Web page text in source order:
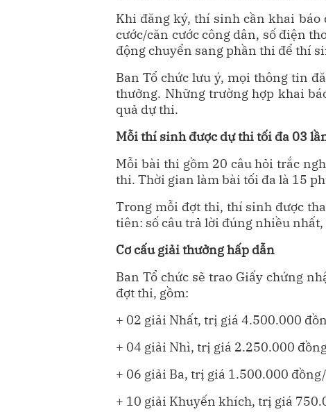
Khi đăng ký, thí sinh cần khai báo
cước/căn cước công dân, số điện
động chuyển sang phần thi để thí
Ban Tổ chức lưu ý, mọi thông tin
thưởng. Những trường hợp khai
quả dự thi.
Mỗi thí sinh được dự thi tối đa 03
Mỗi bài thi gồm 20 câu hỏi trắc
thi. Thời gian làm bài tối đa là 15
Trong mỗi đợt thi, thí sinh được
tiên: số câu trả lời đúng nhiều
Cơ cấu giải thưởng hấp dẫn
Ban Tổ chức sẽ trao Giấy chứng
đợt thi, gồm:
+ 02 giải Nhất, trị giá 4.500.000
+ 04 giải Nhì, trị giá 2.250.000
+ 06 giải Ba, trị giá 1.500.000
+ 10 giải Khuyến khích, trị giá